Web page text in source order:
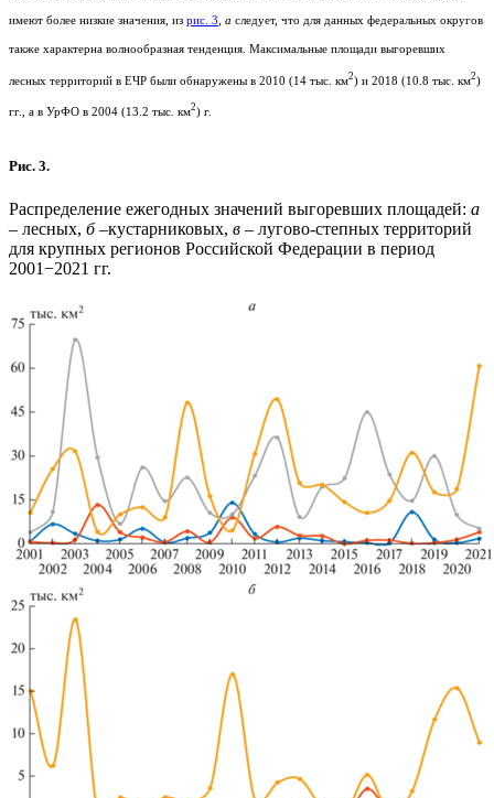
имеют более низкие значения, из рис. 3 а следует, что для данных федеральных округов
также характерна волнообразная тенденция. Максимальные площади выгоревших
лесных территорий в ЕЧР были обнаружены в 2010 (14 тыс. км2) и 2018 (10.8 тыс. км2)
гг., а в УрФО в 2004 (13.2 тыс. км2) г.
Рис. 3.
Распределение ежегодных значений выгоревших площадей: а
– лесных, б–кустарниковых, в – лугово-степных территорий
для крупных регионов Российской Федерации в период
2001−2021 гг.